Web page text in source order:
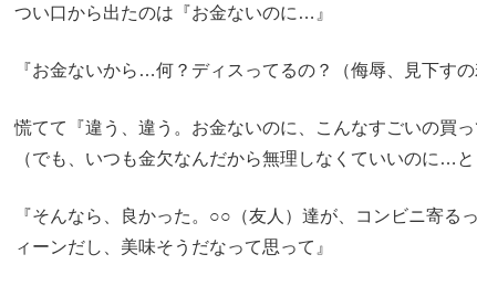
つい口から出たのは『お金ないのに…』
『お金ないから…何？ディスってるの？（侮辱、見下す
慌てて『違う、違う。お金ないのに、こんなすごいの買
（でも、いつも金欠なんだから無理しなくていいのに…
『そんなら、良かった。○○（友人）達が、コンビニ寄る
ィーンだし、美味そうだなって思って』